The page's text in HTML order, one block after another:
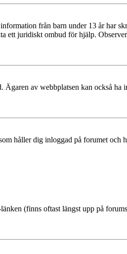
från barn under 13 år har
ett juridiskt ombud för hjälp.
av webbplatsen kan också ha
håller dig inloggad på forumet och
(finns oftast längst upp på